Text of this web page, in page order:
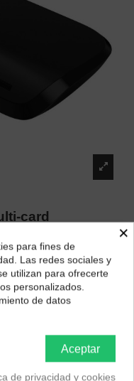
card
tu pedido?
los precios e
tu región.
×
para fines de
Las redes sociales y
utilizan para ofrecerte
personalizados.
de datos
Aceptar
de privacidad y cookies